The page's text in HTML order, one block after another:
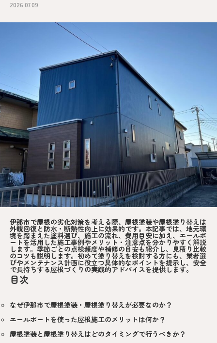
2026.07.09
伊那市で屋根の劣化対策を考える際、屋根塗装や屋根塗り替えは
外観回復と防水・断熱性向上に効果的です。本記事では、地元環
境を踏まえた塗料選び、施工の流れ、費用目安に加え、エールポ
ートを活用した施工事例やメリット・注意点を分かりやすく解説
します。季節ごとの点検頻度や補修の目安も紹介し、見積り比較
のコツも説明します。初めて塗り替えを検討する方にも、業者選
びやメンテナンス計画に役立つ具体的なポイントを提示し、安全
で長持ちする屋根づくりの実践的アドバイスを提供します。
目次
なぜ伊那市で屋根塗装・屋根塗り替えが必要なのか？
エールポートを使った屋根施工のメリットは何か？
屋根塗装と屋根塗り替えはどのタイミングで行うべきか？